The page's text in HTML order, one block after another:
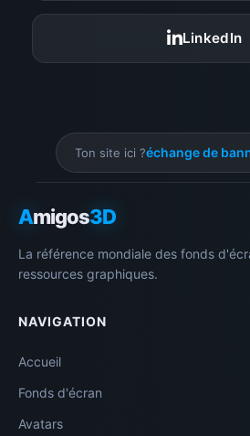
LinkedIn
Ton site ici ?échange de
Amigos3D
La référence mondiale des fonds
ressources graphiques.
NAVIGATION
Accueil
Fonds d'écran
Avatars